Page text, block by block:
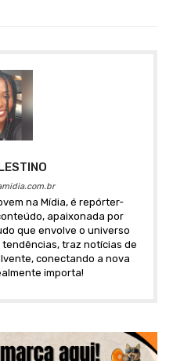
na Mídia, é repórter-
apaixonada por
que envolve o universo
traz notícias de
conectando a nova
importa!